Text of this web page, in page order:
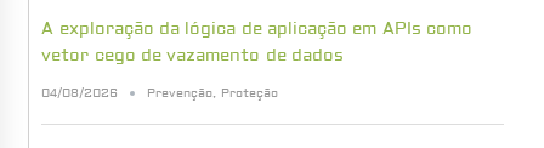
A exploração da lógica de aplicação em APIs como
vetor cego de vazamento de dados
04/08/2026 Prevenção, Proteção